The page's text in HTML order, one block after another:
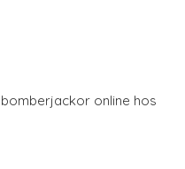
online hos